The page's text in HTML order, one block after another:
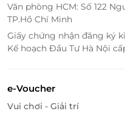
Không gian được thiết
Văn phòng HCM: Số 122
TP.Hồ Chí Minh
Giấy chứng nhận đăng ký
Kế hoạch Đầu Tư Hà Nội
e-Voucher
Vui chơi - Giải trí